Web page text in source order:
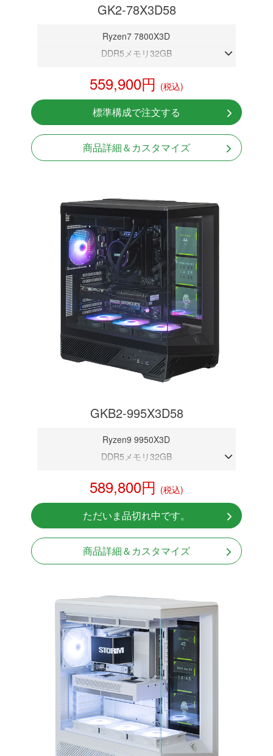
GK2-78X3D58
Ryzen7 7800X3D
DDR5メモリ32GB
NVMeSSD 1TB
無線LAN Bluetooth対応
Windows11 Home 64bit
LCDスクリーン搭載
559,900円 (税込)
標準構成で注文する
商品詳細＆カスタマイズ
GKB2-995X3D58
Ryzen9 9950X3D
DDR5メモリ32GB
NVMeSSD 1TB
無線LAN Bluetooth対応
Windows11 Home 64bit
LCDスクリーン搭載
589,800円 (税込)
ただいま品切れ中です。
商品詳細＆カスタマイズ